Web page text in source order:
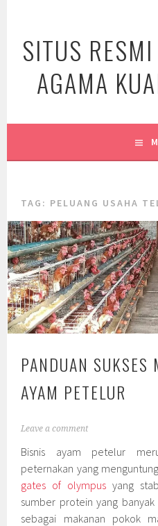
content
SITUS
AGAMA
TAG: PELUANG USAHA
PANDUAN
AYAM PETELUR
Leave a comment
Bisnis ayam petelur
peternakan yang
gates of olympusyang
sumber protein yang
sebagai makanan pokok